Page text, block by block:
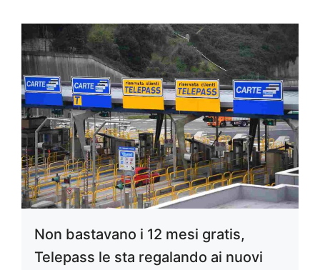
Non bastavano i 12 mesi gratis,
Telepass le sta regalando ai nuovi